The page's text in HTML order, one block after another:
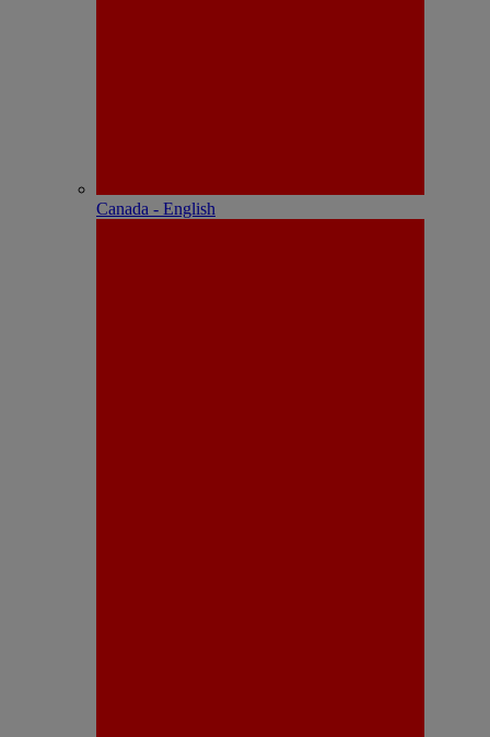
Canada - English